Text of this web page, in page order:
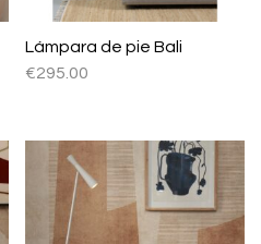
Lámpara de pie Bali
€295.00